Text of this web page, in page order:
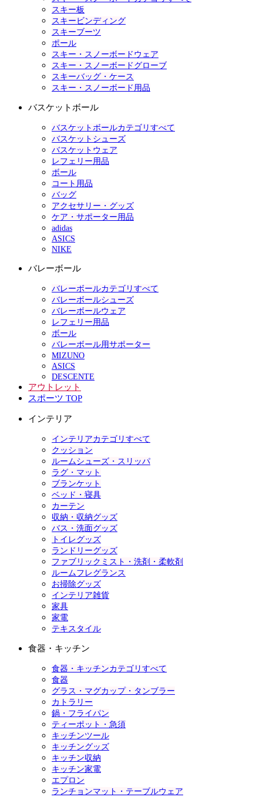
スキー板
スキービンディング
スキーブーツ
ポール
スキー・スノーボードウェア
スキー・スノーボードグローブ
スキーバッグ・ケース
スキー・スノーボード用品
バスケットボール
バスケットボールカテゴリすべて
バスケットシューズ
バスケットウェア
レフェリー用品
ボール
コート用品
バッグ
アクセサリー・グッズ
ケア・サポーター用品
adidas
ASICS
NIKE
バレーボール
バレーボールカテゴリすべて
バレーボールシューズ
バレーボールウェア
レフェリー用品
ボール
バレーボール用サポーター
MIZUNO
ASICS
DESCENTE
アウトレット
スポーツ TOP
インテリア
インテリアカテゴリすべて
クッション
ルームシューズ・スリッパ
ラグ・マット
ブランケット
ベッド・寝具
カーテン
収納・収納グッズ
バス・洗面グッズ
トイレグッズ
ランドリーグッズ
ファブリックミスト・洗剤・柔軟剤
ルームフレグランス
お掃除グッズ
インテリア雑貨
家具
家電
テキスタイル
食器・キッチン
食器・キッチンカテゴリすべて
食器
グラス・マグカップ・タンブラー
カトラリー
鍋・フライパン
ティーポット・急須
キッチンツール
キッチングッズ
キッチン収納
キッチン家電
エプロン
ランチョンマット・テーブルウェア